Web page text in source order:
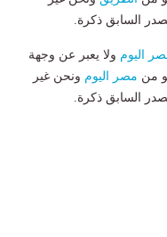
السابق ذكرة.
اليوم ولا يعبر عن وجهة
من مصر اليوم ونحن غير
السابق ذكرة.